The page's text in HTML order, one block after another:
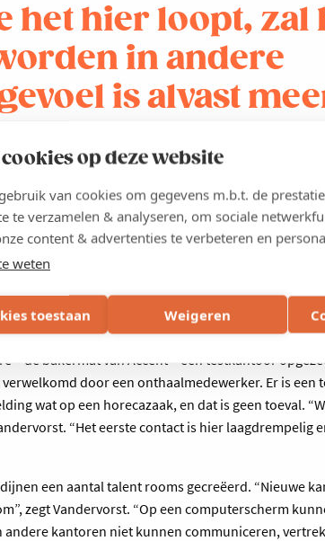
cookies op deze website
van cookies om gegevens m.b.t. de
te verzamelen & analyseren, om sociale
content & advertenties te verbeteren en
weten
toestaan Weigeren
het hier loopt, zal
in andere
is alvast
kleine
– de bakermat van Accent – een testkantoor
door een onthaalmedewerker. Er is een
wat op een horecazaak, en dat is geen toeval.
“Het eerste contact is hier laagdrempelig
een aantal talent rooms gecreëerd. “Nieuwe
zegt Vandervorst. “Op een computerscherm
kantoren niet kunnen communiceren,